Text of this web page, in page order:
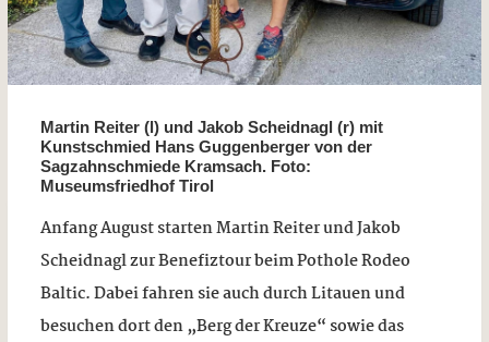
Martin Reiter (l) und Jakob Scheidnagl (r) mit
Kunstschmied Hans Guggenberger von der
Sagzahnschmiede Kramsach. Foto:
Museumsfriedhof Tirol
Anfang August starten Martin Reiter und Jakob
Scheidnagl zur Benefiztour beim Pothole Rodeo
Baltic. Dabei fahren sie auch durch Litauen und
besuchen dort den „Berg der Kreuze“ sowie das